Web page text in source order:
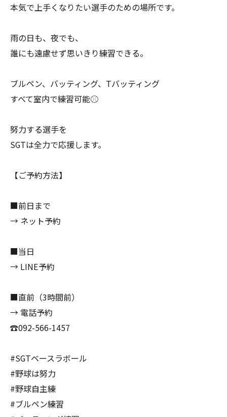
本気で上手くなりたい選手のための場所です。
雨の日も、夜でも、
誰にも遠慮せず思いきり練習できる。
ブルペン、バッティング、Tバッティング
すべて室内で練習可能⚾️
努力する選手を
SGTは全力で応援します。
【ご予約方法】
■前日まで
→ ネット予約
■当日
→ LINE予約
■直前（3時間前）
→ 電話予約
☎️092-566-1457
#SGTベースラボール
#野球は努力
#野球自主練
#ブルペン練習